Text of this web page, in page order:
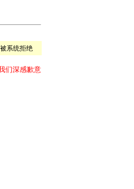
系统拒绝
们深感歉意